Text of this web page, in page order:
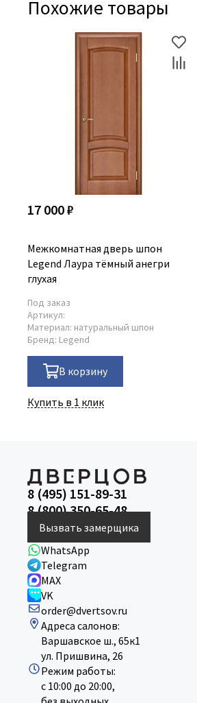
Похожие товары
17 000 ₽
Межкомнатная дверь шпон
Legend Лаура тёмный анегри
глухая
Под заказ
Артикул:
Материал: натуральный шпон
Бренд: Legend
В корзину
Купить в 1 клик
8 (495) 151-89-31
8 (800) 350-65-48
Вызвать замерщика
WhatsApp
Telegram
MAX
VK
order@dvertsov.ru
Адреса салонов:
Варшавское ш., 65к1
ул. Пришвина, 26
Режим работы:
с 10:00 до 20:00,